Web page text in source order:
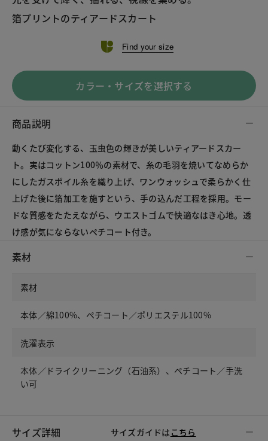
箔プリントのティアードスカート
Find your size
カラー・サイズを選択する
商品説明
動くたび変化する、玉虫色の輝きが美しいティアードスカー
ト。実はコットン100％の素材で、糸の毛羽を焼いてなめらか
にしたガスポイル糸を織り上げ、ワンウォッシュで柔らかく仕
上げた後に箔加工を施すという、手の込んだ工程を採用。モー
ドな質感をたたえながら、ウエストゴムで快適なはき心地。透
け感が気にならないペチコート付き。
素材
素材
本体／綿100%、ペチコート／ポリエステル100%
洗濯表示
本体／ドライクリーニング（石油系）、ペチコート／手洗
い可
サイズ詳細 サイズガイドは こちら
LINE X メール